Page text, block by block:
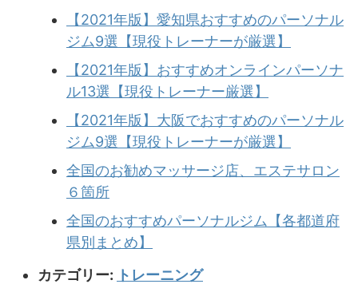
【2021年版】愛知県おすすめのパーソナル
ジム9選【現役トレーナーが厳選】
【2021年版】おすすめオンラインパーソナ
ル13選【現役トレーナー厳選】
【2021年版】大阪でおすすめのパーソナル
ジム9選【現役トレーナーが厳選】
全国のお勧めマッサージ店、エステサロン
６箇所
全国のおすすめパーソナルジム【各都道府
県別まとめ】
カテゴリー: トレーニング